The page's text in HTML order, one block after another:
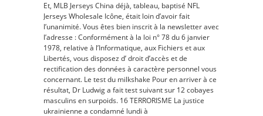
vous
aimeriez
Goose
Pas
Cher
Et, MLB Jerseys China déjà, tableau, baptisé NFL
Jerseys Wholesale Icône, était loin d’avoir fait
l’unanimité. Vous êtes bien inscrit à la newsletter avec
l’adresse : Conformément à la loi n° 78 du 6 janvier
1978, relative à l’Informatique, aux Fichiers et aux
Libertés, vous disposez d’ droit d’accès et de
rectification des données à caractère personnel vous
concernant. Le test du milkshake Pour en arriver à ce
résultat, Dr Ludwig a fait test suivant sur 12 cobayes
masculins en surpoids. 16 TERRORISME La justice
ukrainienne a condamné lundi à